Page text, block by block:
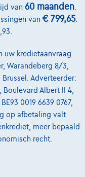
dig.airco alu19
160 kW ( 218 PK )
maandaflossing
van 60 maanden
van € 799,65.
uw kredietaanvraag
Warandeberg 8/3,
Brussel. Adverteerder:
Boulevard Albert II 4,
0019 6639 0767,
op afbetaling valt
meer bepaald
recht.